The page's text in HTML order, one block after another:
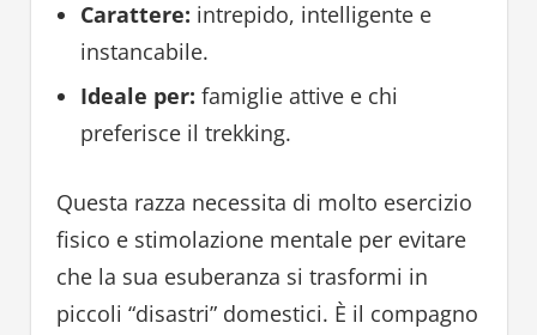
Carattere: intrepido, intelligente e
instancabile.
Ideale per: famiglie attive e chi
preferisce il trekking.
Questa razza necessita di molto esercizio
fisico e stimolazione mentale per evitare
che la sua esuberanza si trasformi in
piccoli “disastri” domestici. È il compagno